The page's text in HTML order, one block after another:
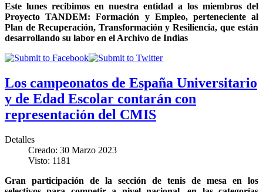
Este lunes recibimos en nuestra entidad a los miembros del
Proyecto TANDEM: Formación y Empleo, perteneciente al
Plan de Recuperación, Transformación y Resiliencia, que están
desarrollando su labor en el Archivo de Indias
Los campeonatos de España Universitario
y de Edad Escolar contarán con
representación del CMIS
Detalles
Creado: 30 Marzo 2023
Visto: 1181
Gran participación de la sección de tenis de mesa en los